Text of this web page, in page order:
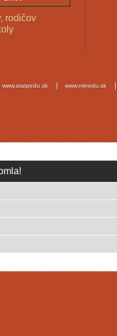
rodičov
www.statpedu.sk www.minedu.sk